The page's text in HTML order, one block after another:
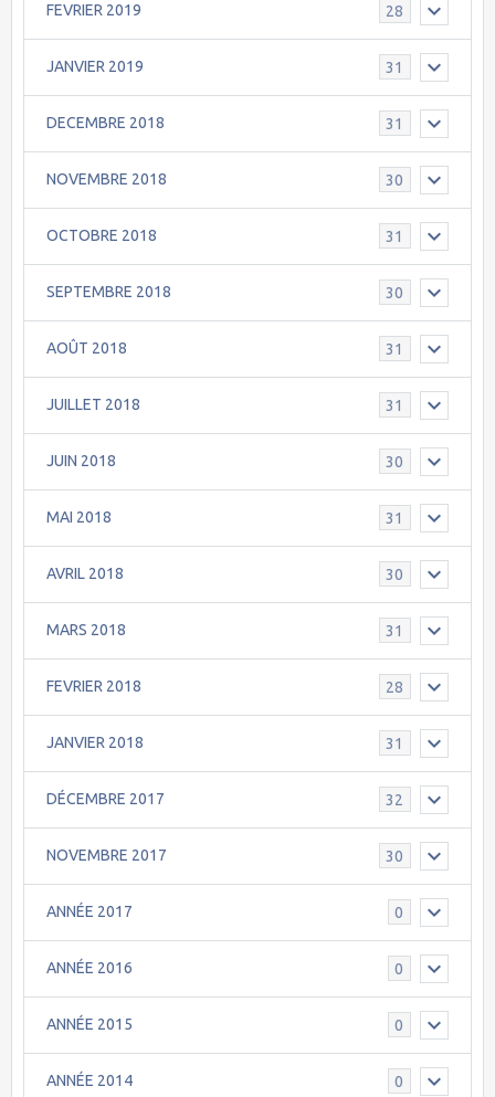
FEVRIER 2019 28
JANVIER 2019 31
DECEMBRE 2018 31
NOVEMBRE 2018 30
OCTOBRE 2018 31
SEPTEMBRE 2018 30
AOÛT 2018 31
JUILLET 2018 31
JUIN 2018 30
MAI 2018 31
AVRIL 2018 30
MARS 2018 31
FEVRIER 2018 28
JANVIER 2018 31
DÉCEMBRE 2017 32
NOVEMBRE 2017 30
ANNÉE 2017 0
ANNÉE 2016 0
ANNÉE 2015 0
ANNÉE 2014 0